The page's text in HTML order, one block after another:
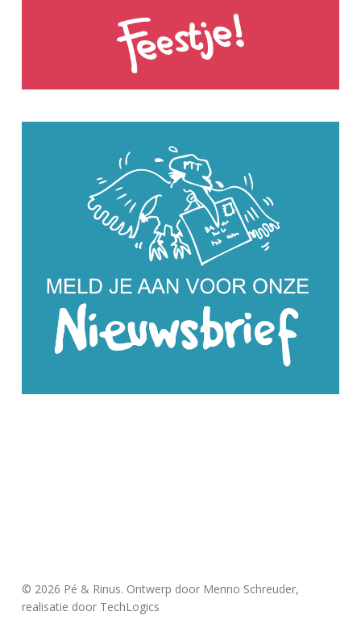
© 2026 Pé & Rinus. Ontwerp door Menno Schreuder,
realisatie door TechLogics